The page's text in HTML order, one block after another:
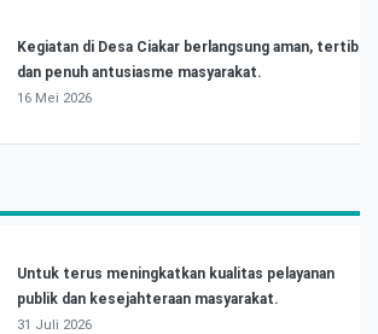
Kegiatan di Desa Ciakar berlangsung aman, tertib
dan penuh antusiasme masyarakat.
16 Mei 2026
Untuk terus meningkatkan kualitas pelayanan
publik dan kesejahteraan masyarakat.
31 Juli 2026